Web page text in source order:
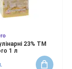
23% ТМ
1 л